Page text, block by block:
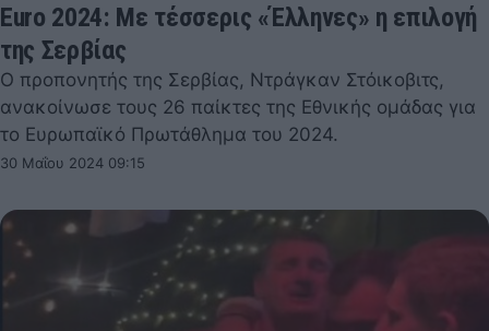
Euro 2024: Με τέσσερις «Έλληνες» η επιλογή
της Σερβίας
Ο προπονητής της Σερβίας, Ντράγκαν Στόικοβιτς,
ανακοίνωσε τους 26 παίκτες της Εθνικής ομάδας για
το Ευρωπαϊκό Πρωτάθλημα του 2024.
30 Μαΐου 2024 09:15